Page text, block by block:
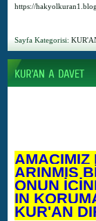
AMACIMIZ
ARINMIŞ
ONUN
IN
KUR'AN
https://
Sayfa Kategorisi: